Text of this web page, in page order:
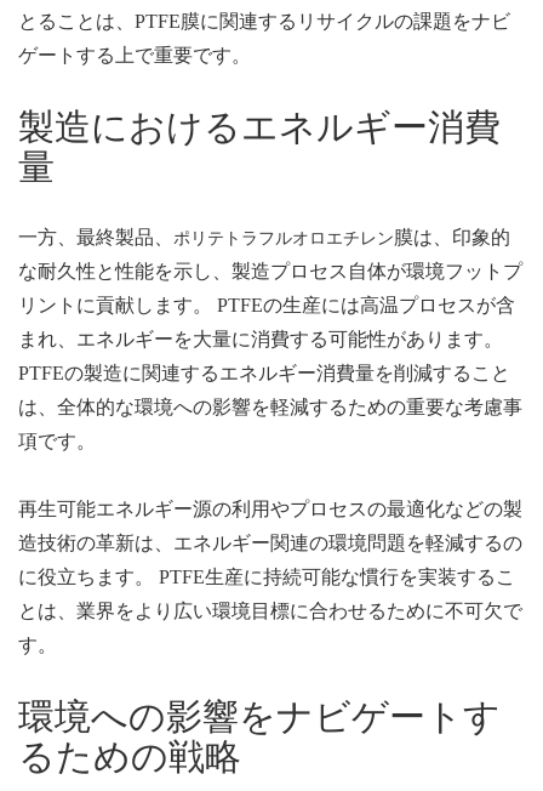
とることは、PTFE膜に関連するリサイクルの課題をナビ
ゲートする上で重要です。
製造におけるエネルギー消費
量
一方、最終製品、 ポリテトラフルオロエチレン膜は、印象的
な耐久性と性能を示し、製造プロセス自体が環境フットプ
リントに貢献します。 PTFEの生産には高温プロセスが含
まれ、エネルギーを大量に消費する可能性があります。
PTFEの製造に関連するエネルギー消費量を削減すること
は、全体的な環境への影響を軽減するための重要な考慮事
項です。
再生可能エネルギー源の利用やプロセスの最適化などの製
造技術の革新は、エネルギー関連の環境問題を軽減するの
に役立ちます。 PTFE生産に持続可能な慣行を実装するこ
とは、業界をより広い環境目標に合わせるために不可欠で
す。
環境への影響をナビゲートす
るための戦略